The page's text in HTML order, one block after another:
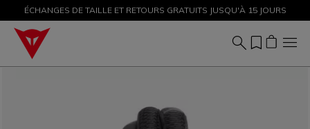
PROMOTIONS JUSQU'À-50 % – ACHETEZ MAINTENANT
ÉCHANGES DE TAILLE ET RETOURS GRATUITS JUSQU'À 15 JOURS